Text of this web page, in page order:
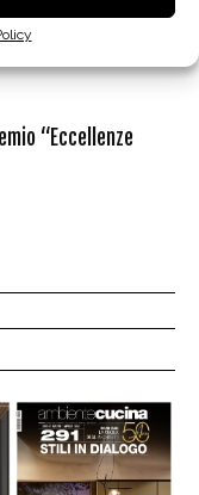
confini
“Eccellenze